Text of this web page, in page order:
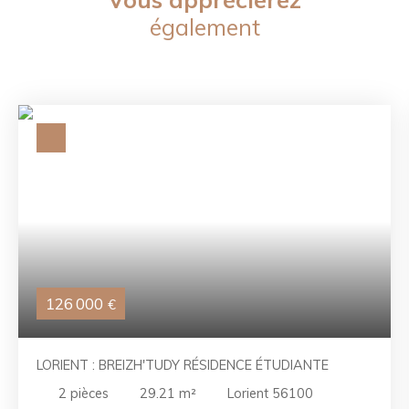
également
126 000 €
LORIENT : BREIZH'TUDY RÉSIDENCE ÉTUDIANTE
2 pièces 29.21 m² Lorient 56100